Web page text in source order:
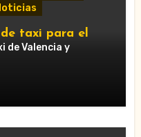
taxi para el
2025: horarios y
de Valencia y